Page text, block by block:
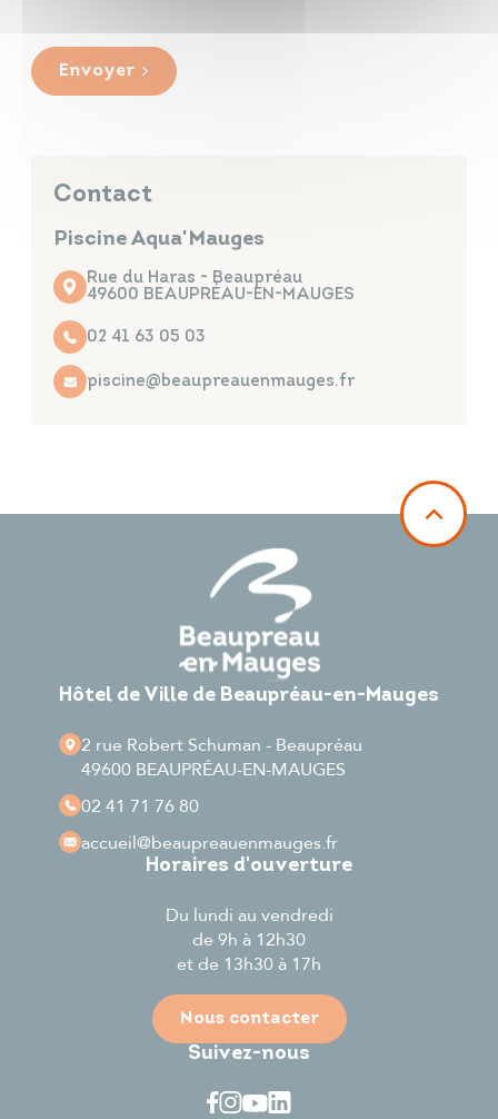
Envoyer
Contact
Piscine Aqua'Mauges
Rue du Haras - Beaupréau
49600 BEAUPRÉAU-EN-MAUGES
02 41 63 05 03
piscine@beaupreauenmauges.fr
Hôtel de Ville de Beaupréau-en-Mauges
2 rue Robert Schuman - Beaupréau
49600 BEAUPRÉAU-EN-MAUGES
02 41 71 76 80
accueil@beaupreauenmauges.fr
Horaires d'ouverture
Du lundi au vendredi
de 9h à 12h30
et de 13h30 à 17h
Nous contacter
Suivez-nous